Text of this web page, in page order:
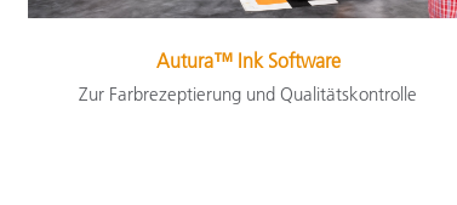
Autura™ Ink Software
Zur Farbrezeptierung und Qualitätskontrolle